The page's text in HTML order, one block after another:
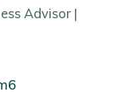
Advisor |